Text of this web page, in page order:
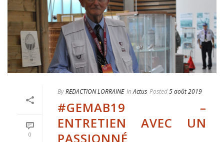
0
ByREDACTION LORRAINE In Actus Posted5 août 2019
#GEMAB19 –
ENTRETIEN AVEC UN
PASSIONNÉ